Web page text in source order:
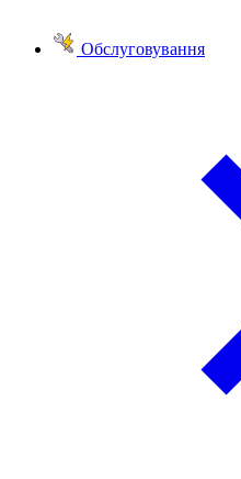
Обслуговування